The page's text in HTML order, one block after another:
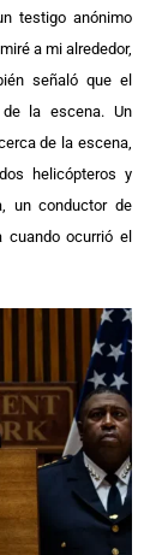
testigo anónimo
a mi alrededor,
señaló que el
la escena. Un
de la escena,
helicópteros y
un conductor de
ocurrió el